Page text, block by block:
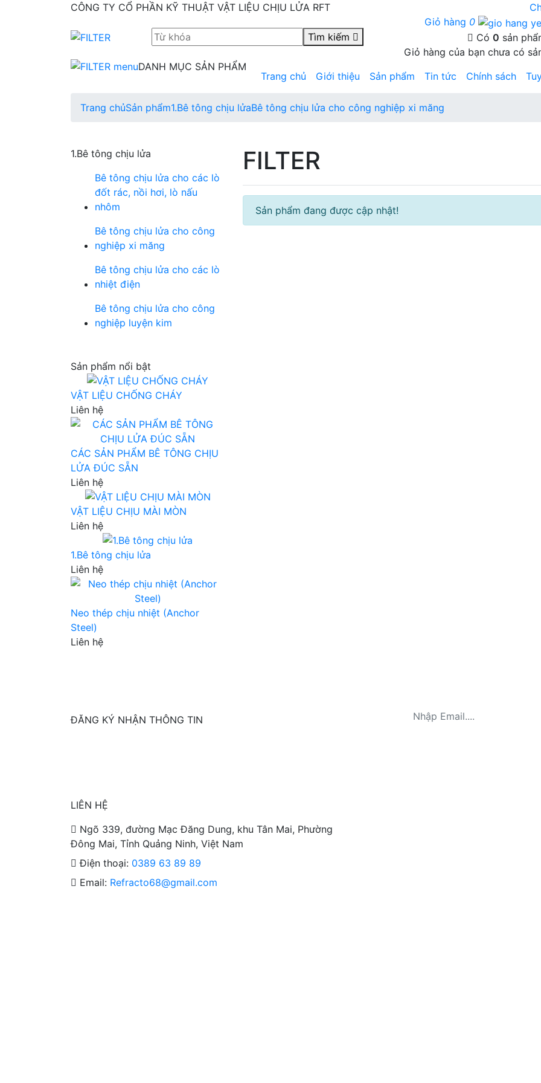
CÔNG TY CỔ PHẦN KỸ THUẬT VẬT LIỆU CHỊU LỬA RFT
Tìm kiếm
Giỏ hàng 0
Có 0 sản
Giỏ hàng của bạn chưa có
DANH MỤC SẢN PHẨM
Trang chủ
Giới thiệu Sản phẩm Tin tức Chính sách
Trang chủSản phẩm1.Bê tông chịu lửaBê tông chịu lửa cho công nghiệp xi măng
1.Bê tông chịu lửa
Bê tông chịu lửa cho các lò
đốt rác, nồi hơi, lò nấu
nhôm
Bê tông chịu lửa cho công
nghiệp xi măng
Bê tông chịu lửa cho các lò
nhiệt điện
Bê tông chịu lửa cho công
nghiệp luyện kim
Sản phẩm nổi bật
VẬT LIỆU CHỐNG CHÁY
Liên hệ
CÁC SẢN PHẨM BÊ TÔNG CHỊU
LỬA ĐÚC SẴN
Liên hệ
VẬT LIỆU CHỊU MÀI MÒN
Liên hệ
1.Bê tông chịu lửa
Liên hệ
Neo thép chịu nhiệt (Anchor
Steel)
Liên hệ
FILTER
Sản phẩm đang được cập nhật!
ĐĂNG KÝ NHẬN THÔNG TIN
LIÊN HỆ
Ngõ 339, đường Mạc Đăng Dung, khu Tân Mai, Phường
Đông Mai, Tỉnh Quảng Ninh, Việt Nam
Điện thoại: 0389 63 89 89
Email: Refracto68@gmail.com